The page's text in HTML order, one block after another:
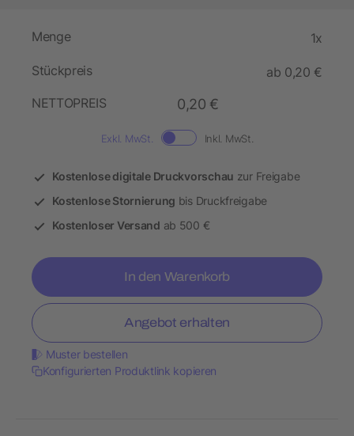
Menge 1x
Stückpreis
ab 0,20 €
NETTOPREIS
0,20 €
Exkl. MwSt. Inkl. MwSt.
Kostenlose digitale Druckvorschau zur Freigabe
Kostenlose Stornierung bis Druckfreigabe
Kostenloser Versand ab 500 €
In den Warenkorb
Angebot erhalten
Muster bestellen
Konfigurierten Produktlink kopieren